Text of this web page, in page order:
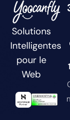
Solutions
Intelligentes
pour le
Web